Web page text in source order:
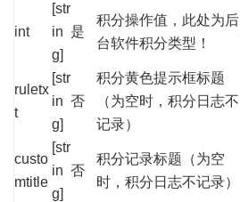
int
[str
in
g]
是
积分操作值，此处为后
台软件积分类型！
ruletx
t
[str
in
g]
否
积分黄色提示框标题
（为空时，积分日志不
记录）
custo
mtitle
[str
in
g]
否
积分记录标题（为空
时，积分日志不记录）